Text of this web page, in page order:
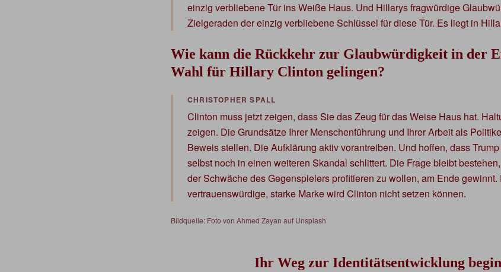
einzig verbliebene Tür ins Weiße Haus. Und Hillarys fragwürdige
Zielgeraden der einzig verbliebene Schlüssel für diese Tür. Es liegt in
Wie kann die Rückkehr zur Glaubwürdigkeit in der
Wahl für Hillary Clinton gelingen?
Clinton muss jetzt zeigen, dass Sie das Zeug für das Weise Haus hat.
zeigen. Die Grundsätze Ihrer Menschenführung und Ihrer Arbeit als
Beweis stellen. Die Aufklärung aktiv vorantreiben. Und hoffen, dass
selbst noch in einen weiteren Skandal schlittert. Die Frage bleibt
der Schwäche des Gegenspielers profitieren zu wollen, am Ende
vertrauenswürdige, starke Marke wird Clinton nicht setzen können.
Bildquelle: Foto von Ahmed Zayan auf Unsplash
Ihr Weg zur Identitätsentwicklung